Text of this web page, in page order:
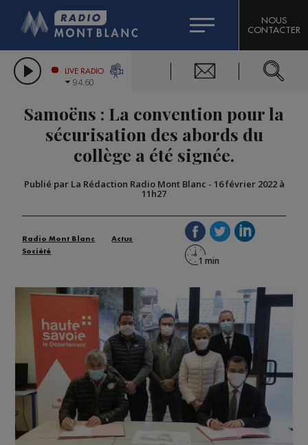
LES CHRONIQUES DE L'EXPERT
CITIZEN MACHINERY
GRAND MASSIF DOMAINES SKIABLES
BIGARD
COMPAGNIE DU MONT-BLANC
NOUS
CONTACTER
LIVE RADIO
94.60
Samoëns : La convention pour la
sécurisation des abords du
collège a été signée.
Publié par La Rédaction Radio Mont Blanc - 16 février 2022 à
11h27
Radio Mont Blanc
Actus
Société